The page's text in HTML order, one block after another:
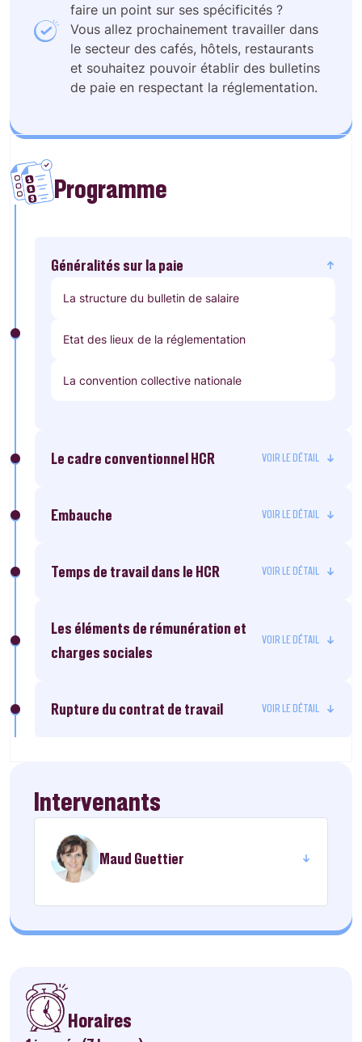
faire un point sur ses spécificités ?
Vous allez prochainement travailler dans
le secteur des cafés, hôtels, restaurants
et souhaitez pouvoir établir des bulletins
de paie en respectant la réglementation.
Programme
Généralités sur la paie
La structure du bulletin de salaire
Etat des lieux de la réglementation
La convention collective nationale
Le cadre conventionnel HCR
Embauche
Temps de travail dans le HCR
Les éléments de rémunération et
charges sociales
Rupture du contrat de travail
Intervenants
Maud Guettier
Horaires